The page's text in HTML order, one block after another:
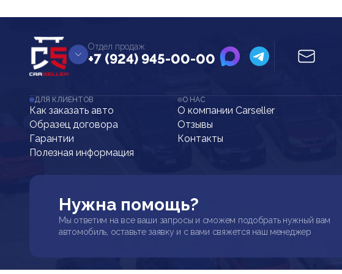
Отдел продаж
+7 (924) 945-00-00
ДЛЯ КЛИЕНТОВ
Как заказать авто
Образец договора
Гарантии
Полезная информация
О НАС
О компании Carseller
Отзывы
Контакты
Нужна помощь?
Мы ответим на все ваши запросы и сможем подобрать нужный вам
автомобиль, оставьте заявку и с вами свяжется наш менеджер